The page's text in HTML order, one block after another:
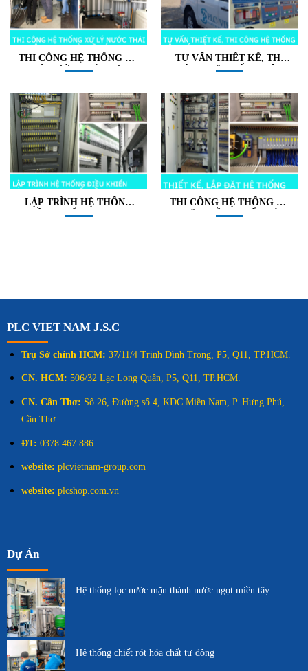
THI CÔNG HỆ THỐNG XỬ
LÝ NƯỚC THẢI LƯU
ÚC
TƯ VẤN THIẾT KẾ, THI
CÔNG HỆ THỐNG CÂN
LẬP TRÌNH HỆ THỐNG
ĐIỀU KHIỂN PLC,HMI,
THI CÔNG HỆ THỐNG TỦ
ĐIỆN ĐIỀU KHIỂN VÀ
PLC VIET NAM J.S.C
Trụ Sở chính HCM: 37/11/4 Trịnh Đình Trọng, P5, Q11, TP.HCM.
CN. HCM: 506/32 Lạc Long Quân, P5, Q11, TP.HCM.
CN. Cần Thơ: Số 26, Đường số 4, KDC Miền Nam, P. Hưng Phú,
Cần Thơ.
ĐT: 0378.467.886
website: plcvietnam-group.com
website: plcshop.com.vn
Dự Án
Hệ thống lọc nước mặn thành nước ngọt miền tây
Hệ thống chiết rót hóa chất tự động